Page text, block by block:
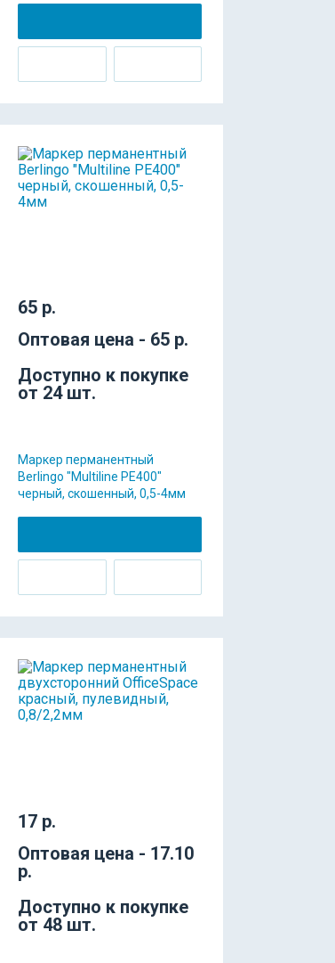
65 р.
Оптовая цена - 65 р.
Доступно к покупке
от 24 шт.
Маркер перманентный
Berlingo "Multiline PE400"
черный, скошенный, 0,5-4мм
17 р.
Оптовая цена - 17.10
р.
Доступно к покупке
от 48 шт.